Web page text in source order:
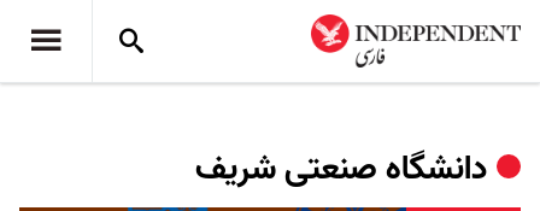
دانشگاه صنعتی شریف